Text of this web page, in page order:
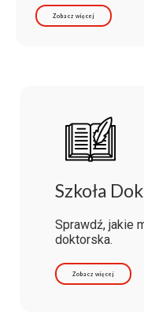
Zobacz więcej
Szkoła
Sprawdź, jakie
doktorska.
Zobacz więcej